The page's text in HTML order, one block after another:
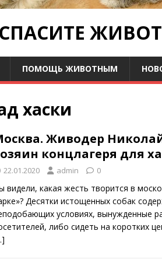
СПАСИТЕ
ПОМОЩЬ ЖИВОТНЫМ
хаски
Живодер
концлагеря для
22.01.2020 admin 0
видели, какая жесть творится в
Десятки истощенных собак
условиях, вынужденные
либо сидеть на коротких